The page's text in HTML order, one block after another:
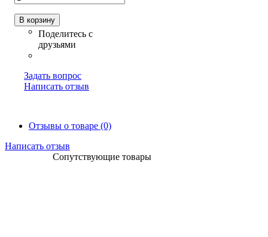
В корзину
Задать вопрос
Написать отзыв
Отзывы о товаре (0)
Написать отзыв
Сопутствующие товары